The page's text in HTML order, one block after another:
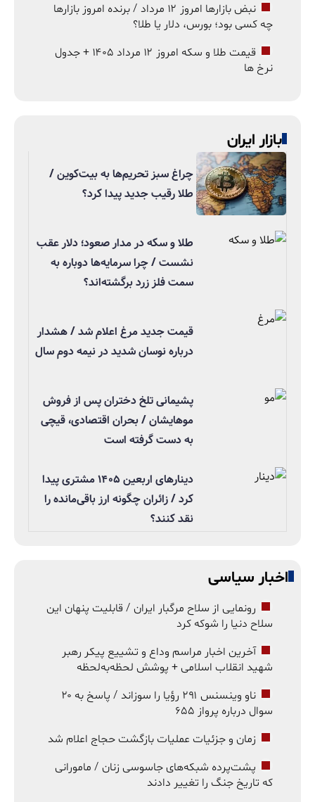
نبض بازارها امروز ۱۲ مرداد / برنده امروز بازارها
چه کسی بود؛ بورس، دلار یا طلا؟
قیمت طلا و سکه امروز ۱۲ مرداد ۱۴۰۵ + جدول
نرخ ها
بازار ایران
چراغ سبز تحریم‌ها به بیت‌کوین /
طلا رقیب جدید پیدا کرد؟
طلا و سکه در مدار صعود؛ دلار عقب
نشست / چرا سرمایه‌ها دوباره به
سمت فلز زرد برگشته‌اند؟
قیمت جدید مرغ اعلام شد / هشدار
درباره نوسان شدید در نیمه دوم سال
پشیمانی تلخ دختران پس از فروش
موهایشان / بحران اقتصادی، قیچی
به دست گرفته است
دینارهای اربعین ۱۴۰۵ مشتری پیدا
کرد / زائران چگونه ارز باقی‌مانده را
نقد کنند؟
اخبار سیاسی
رونمایی از سلاح مرگبار ایران / قابلیت پنهان این
سلاح دنیا را شوکه کرد
آخرین اخبار مراسم وداع و تشییع پیکر رهبر
شهید انقلاب اسلامی + پوشش لحظه‌به‌لحظه
ناو وینسنس ۲۹۱ رؤیا را سوزاند / پاسخ به ۲۰
سوال درباره پرواز ۶۵۵
زمان و جزئیات عملیات بازگشت حجاج اعلام شد
پشت‌پرده شبکه‌های جاسوسی زنان / مامورانی
که تاریخ جنگ را تغییر دادند